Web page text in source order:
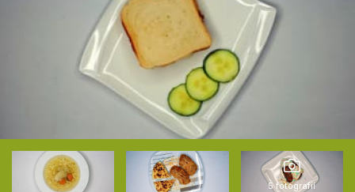
5 fotografií